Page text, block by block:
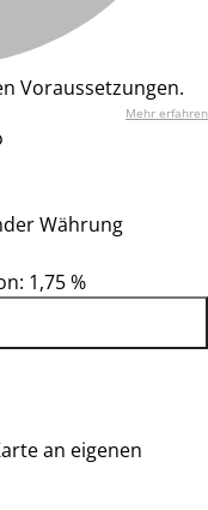
Voraussetzungen.
Mehr erfahren
Währung
1,75 %
an eigenen